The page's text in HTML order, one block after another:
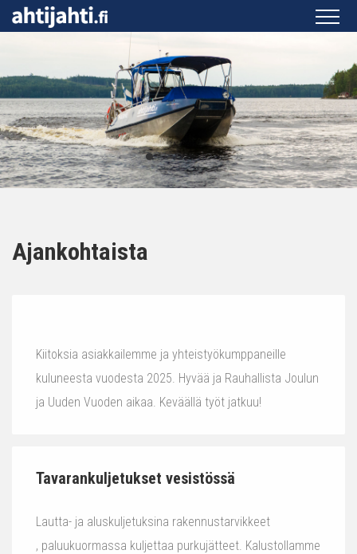
Ajankohtaista
Kiitoksia asiakkailemme ja yhteistyökumppaneille
kuluneesta vuodesta 2025. Hyvää ja Rauhallista Joulun
ja Uuden Vuoden aikaa. Keväällä työt jatkuu!
Tavarankuljetukset vesistössä
Lautta- ja aluskuljetuksina rakennustarvikkeet
, paluukuormassa kuljettaa purkujätteet. Kalustollamme